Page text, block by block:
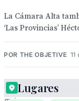
La Cámara Alta
‘Las Provincias’
POR THE OBJETIVE
Una Lugares